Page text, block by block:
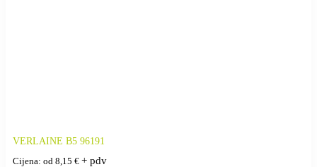
VERLAINE B5 96191
Cijena: od 8,15 € + pdv